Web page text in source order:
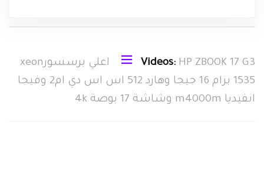
Videos:
HP ZBOOK 17 G3 اعلي برسسورxeon
1535 برام 16 جيجا وهارد 512 اس اس دي ام2 وفيجا
انفيديا m4000m وشاشة 17 بوصة 4k